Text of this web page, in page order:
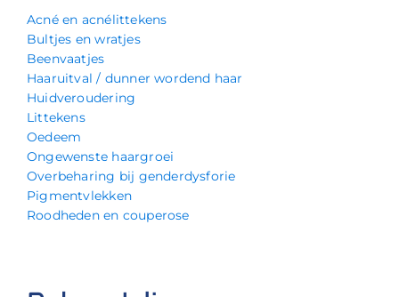
Acné en acnélittekens
Bultjes en wratjes
Beenvaatjes
Haaruitval / dunner wordend haar
Huidveroudering
Littekens
Oedeem
Ongewenste haargroei
Overbeharing bij genderdysforie
Pigmentvlekken
Roodheden en couperose